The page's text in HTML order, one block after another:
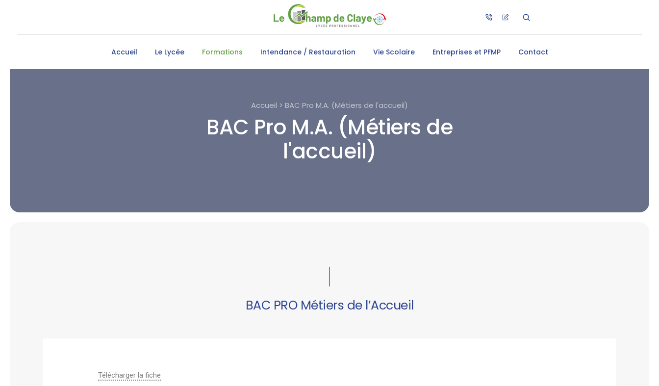
Accueil Le Lycée Formations Intendance / Restauration Vie Scolaire Entreprises et PFMP Contact
Accueil > BAC Pro M.A. (Métiers de l'accueil)
BAC Pro M.A. (Métiers de
l'accueil)
BAC PRO Métiers de l’Accueil
Télécharger la fiche